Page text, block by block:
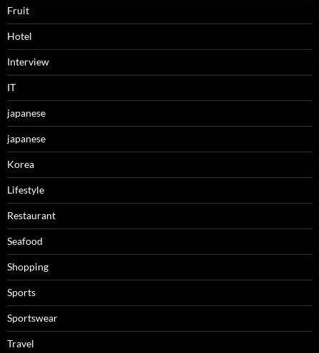
Fruit
Hotel
Interview
IT
japanese
japanese
Korea
Lifestyle
Restaurant
Seafood
Shopping
Sports
Sportswear
Travel